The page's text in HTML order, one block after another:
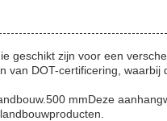
geschikt zijn voor een
van DOT-certificering, waarbij
mmDeze